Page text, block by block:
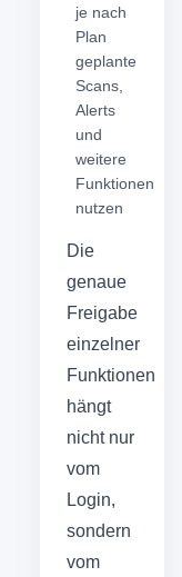
je nach
Plan
geplante
Scans,
Alerts
und
weitere
Funktionen
nutzen
Die
genaue
Freigabe
einzelner
Funktionen
hängt
nicht nur
vom
Login,
sondern
vom